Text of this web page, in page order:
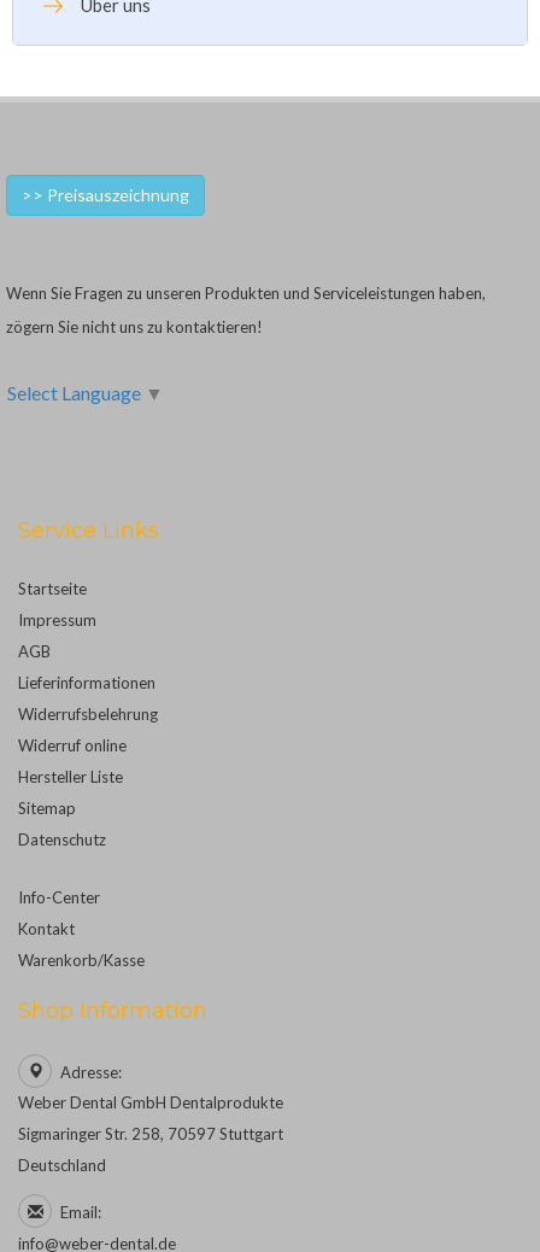
Über uns
>> Preisauszeichnung
Wenn Sie Fragen zu unseren Produkten und Serviceleistungen haben,
zögern Sie nicht uns zu kontaktieren!
Select Language ▼
Service Links
Startseite
Impressum
AGB
Lieferinformationen
Widerrufsbelehrung
Widerruf online
Hersteller Liste
Sitemap
Datenschutz
Info-Center
Kontakt
Warenkorb/Kasse
Shop Information
Adresse:
Weber Dental GmbH Dentalprodukte
Sigmaringer Str. 258, 70597 Stuttgart
Deutschland
Email:
info@weber-dental.de